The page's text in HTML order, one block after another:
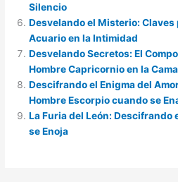
Silencio
Desvelando el Misterio: Claves
Acuario en la Intimidad
Desvelando Secretos: El
Hombre Capricornio en la Cama
Descifrando el Enigma del
Hombre Escorpio cuando se
La Furia del León: Descifrando
se Enoja